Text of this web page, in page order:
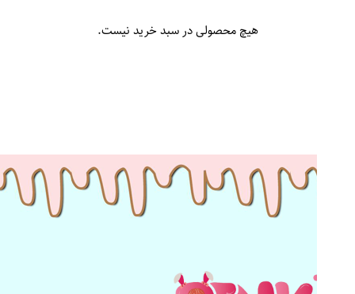
هیچ محصولی در سبد خرید نیست.